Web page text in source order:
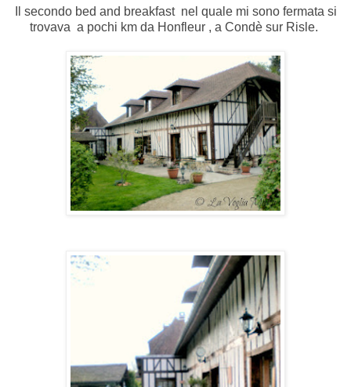
Il secondo bed and breakfast nel quale mi sono fermata si
trovava a pochi km da Honfleur , a Condè sur Risle.